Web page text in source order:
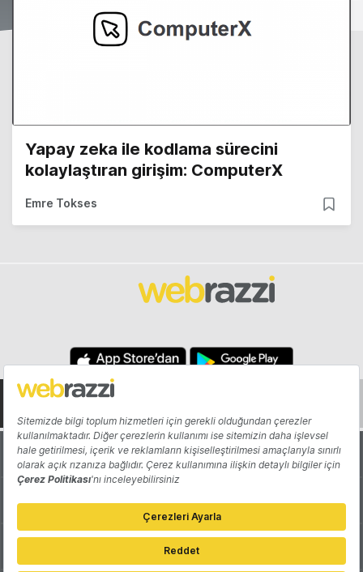
Yapay zeka ile kodlama sürecini
kolaylaştıran girişim: ComputerX
Emre Tokses
Hakkında Yazarlar
Katkıda Bulun Reklam